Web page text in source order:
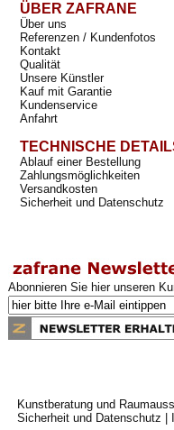
ÜBER ZAFRANE
Über uns
Referenzen / Kundenfotos
Kontakt
Qualität
Unsere Künstler
Kauf mit Garantie
Kundenservice
Anfahrt
TECHNISCHE
Ablauf einer Bestellung
Zahlungsmöglichkeiten
Versandkosten
Sicherheit und Datenschutz
Abonnieren Sie hier unseren
Kunstberatung und
Sicherheit und Datenschutz